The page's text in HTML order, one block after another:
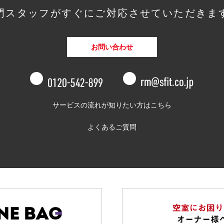
スタッフがすぐに ご対応させていただきま
お問い合わせ
0120-542-899
サービスの流れが知りたい方はこちら
よくあるご質問